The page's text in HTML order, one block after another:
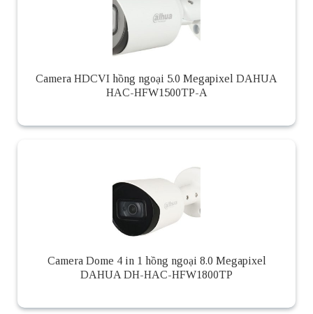
Camera HDCVI hồng ngoại 5.0 Megapixel DAHUA
HAC-HFW1500TP-A
Camera Dome 4 in 1 hồng ngoại 8.0 Megapixel
DAHUA DH-HAC-HFW1800TP